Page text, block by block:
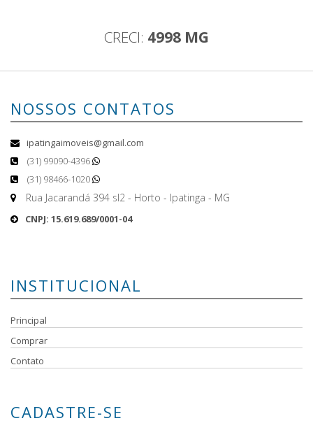
CRECI: 4998 MG
NOSSOS CONTATOS
ipatingaimoveis@gmail.com
(31) 99090-4396
(31) 98466-1020
Rua Jacarandá 394 sl2 - Horto - Ipatinga - MG
CNPJ: 15.619.689/0001-04
INSTITUCIONAL
Principal
Comprar
Contato
CADASTRE-SE